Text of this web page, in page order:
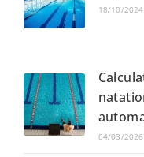
18/10/2024
04/03/2026